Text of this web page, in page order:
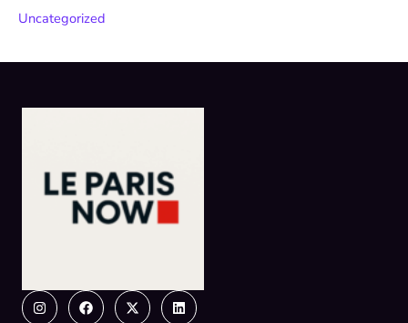
Uncategorized
InstagramFacebook
X-
twitter
Linkedin